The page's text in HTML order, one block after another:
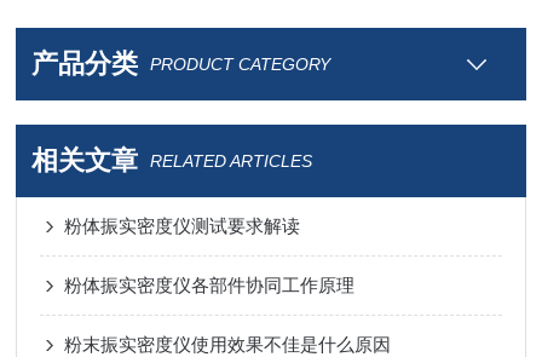
产品分类 PRODUCT CATEGORY
相关文章 RELATED ARTICLES
粉体振实密度仪测试要求解读
粉体振实密度仪各部件协同工作原理
粉末振实密度仪使用效果不佳是什么原因